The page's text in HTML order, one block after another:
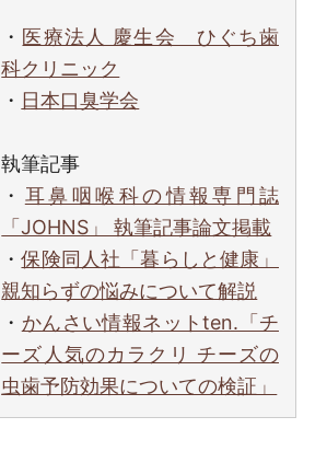
・ 医療法人 慶生会 ひぐち歯
科クリニック
・ 日本口臭学会
執筆記事
・ 耳鼻咽喉科の情報専門誌
「JOHNS」 執筆記事論文掲載
・保険同人社「暮らしと健康」
親知らずの悩みについて解説
・ かんさい情報ネットten.「チ
ーズ人気のカラクリ チーズの
虫歯予防効果についての検証」